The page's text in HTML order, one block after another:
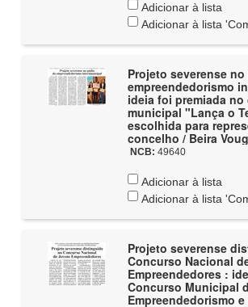
Adicionar à lista
Adicionar à lista
Projeto severense
empreendedorismo
ideia foi premiada
municipal "Lança o
escolhida para
concelho / Beira
NCB: 49640
Adicionar à lista
Adicionar à lista
Projeto severense
Concurso Nacional
Empreendedores :
Concurso Municipal
Empreendedorismo